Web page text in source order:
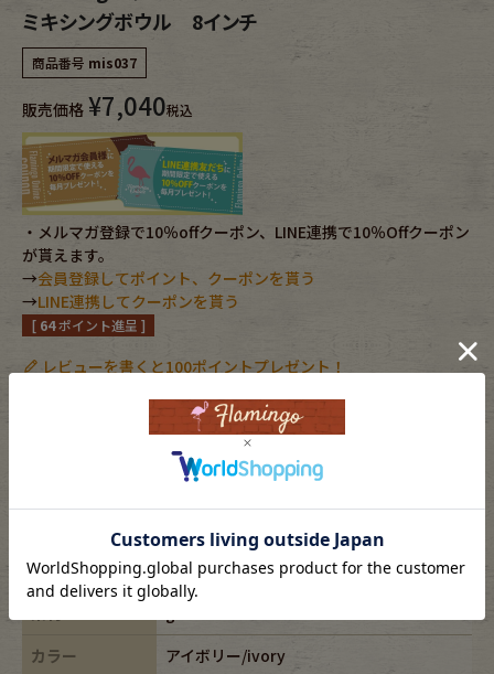
Tops
Fafatt
小物・アクセサリーから探す
Eye Wear Cap
Bag
Keyring vintage bicycle
FAFATT
ミキシングボウル 8インチ
商品番号 mis037
販売価格 ¥7,040税込
・メルマガ登録で10％offクーポン、LINE連携で10％Offクーポン
が貰えます。
→会員登録してポイント、クーポンを貰う
→LINE連携してクーポンを貰う
[ 64ポイント進呈 ]
レビューを書くと100ポイントプレゼント！
お気に入りに登録する
カートに入れる
返品特約について
カラー
アイボリー/ivory